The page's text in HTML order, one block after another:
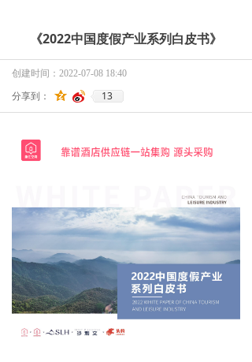
《2022中国度假产业系列白皮书》
创建时间： 2022-07-08 18:40
分享到： 13